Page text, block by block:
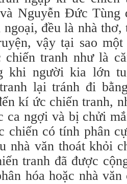
Nguyễn Đức Tùng
ngoại, đều là nhà
vậy tại sao
chiến tranh như là
khi người kia lớn
lại tránh đi
kí ức chiến tranh,
ca ngợi và bị chửi
chiến có tính phân
nhà văn thoát khỏi
tranh đã được
hóa hoặc nhà